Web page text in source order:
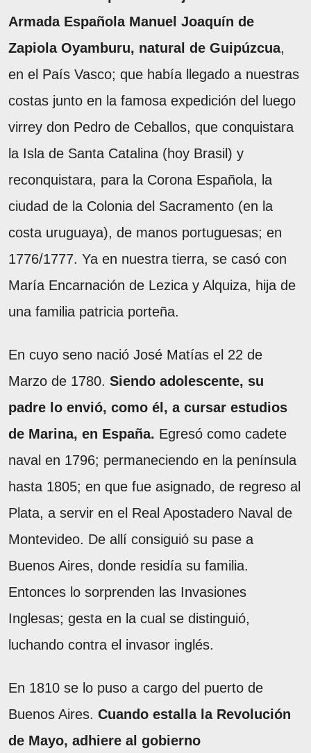
Armada Española Manuel Joaquín de
Zapiola Oyamburu, natural de Guipúzcua,
en el País Vasco; que había llegado a nuestras
costas junto en la famosa expedición del luego
virrey don Pedro de Ceballos, que conquistara
la Isla de Santa Catalina (hoy Brasil) y
reconquistara, para la Corona Española, la
ciudad de la Colonia del Sacramento (en la
costa uruguaya), de manos portuguesas; en
1776/1777. Ya en nuestra tierra, se casó con
María Encarnación de Lezica y Alquiza, hija de
una familia patricia porteña.
En cuyo seno nació José Matías el 22 de
Marzo de 1780. Siendo adolescente, su
padre lo envió, como él, a cursar estudios
de Marina, en España. Egresó como cadete
naval en 1796; permaneciendo en la península
hasta 1805; en que fue asignado, de regreso al
Plata, a servir en el Real Apostadero Naval de
Montevideo. De allí consiguió su pase a
Buenos Aires, donde residía su familia.
Entonces lo sorprenden las Invasiones
Inglesas; gesta en la cual se distinguió,
luchando contra el invasor inglés.
En 1810 se lo puso a cargo del puerto de
Buenos Aires. Cuando estalla la Revolución
de Mayo, adhiere al gobierno